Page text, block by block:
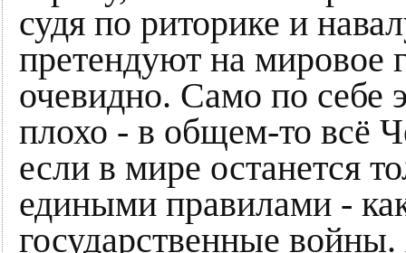
судя по риторике и
претендуют на мировое
очевидно. Само по себе
плохо - в общем-то всё
если в мире останется
едиными правилами -
государственные